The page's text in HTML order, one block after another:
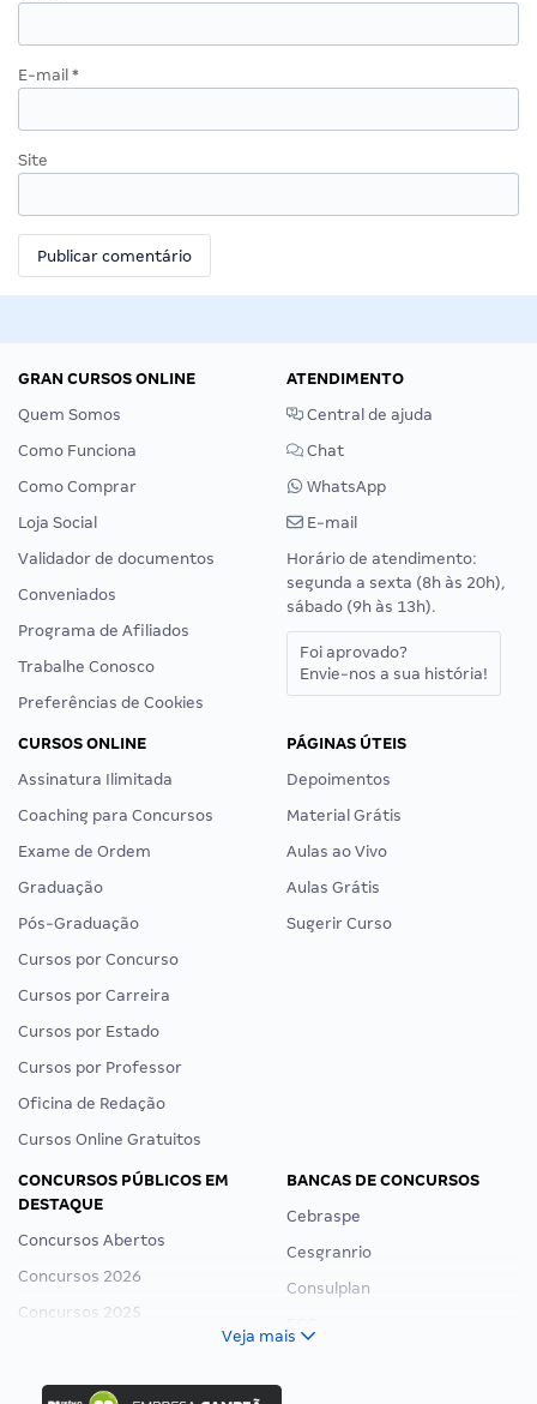
E-mail *
Site
GRAN CURSOS ONLINE
Quem Somos
Como Funciona
Como Comprar
Loja Social
Validador de documentos
Conveniados
Programa de Afiliados
Trabalhe Conosco
Preferências de Cookies
ATENDIMENTO
Central de ajuda
Chat
WhatsApp
E-mail
Horário de atendimento:
segunda a sexta (8h às 20h),
sábado (9h às 13h).
Foi aprovado?
Envie-nos a sua história!
CURSOS ONLINE
Assinatura Ilimitada
Coaching para Concursos
Exame de Ordem
Graduação
Pós-Graduação
Cursos por Concurso
Cursos por Carreira
Cursos por Estado
Cursos por Professor
Oficina de Redação
Cursos Online Gratuitos
PÁGINAS ÚTEIS
Depoimentos
Material Grátis
Aulas ao Vivo
Aulas Grátis
Sugerir Curso
CONCURSOS PÚBLICOS EM
DESTAQUE
Concursos Abertos
Concursos 2026
Concursos 2025
Concurso Ibama
BANCAS DE CONCURSOS
Cebraspe
Cesgranrio
Consulplan
Veja mais